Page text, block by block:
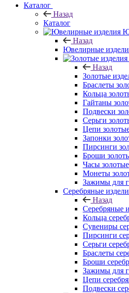
Каталог
Назад
Каталог
Назад
Ювелирные
Назад
Золотые
Браслеты
Кольца
Гайтаны
Подвески
Серьги
Цепи
Запонки
Пирсинги
Броши
Часы золотые
Монеты
Зажимы для
Серебряные
Назад
Серебряные
Кольца
Сувениры
Пирсинги
Серьги
Браслеты
Броши
Зажимы для
Цепи
Подвески